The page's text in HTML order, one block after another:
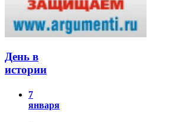
День в
истории
7
января